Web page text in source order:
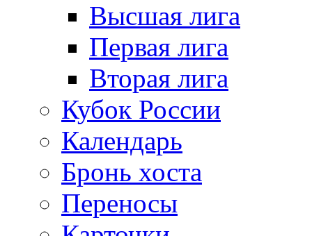
Высшая лига
Первая лига
Вторая лига
Кубок России
Календарь
Бронь хоста
Переносы